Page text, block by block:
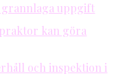
grannlaga uppgift
kan göra
och inspektion i